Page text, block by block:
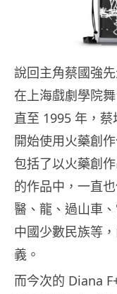
說回主角蔡國強
在上海戲劇學院
直至 1995 年，
開始使用火藥創
包括了以火藥創
的作品中，一直
醫、龍、過山車
中國少數民族等
義。
而今次的 Diana